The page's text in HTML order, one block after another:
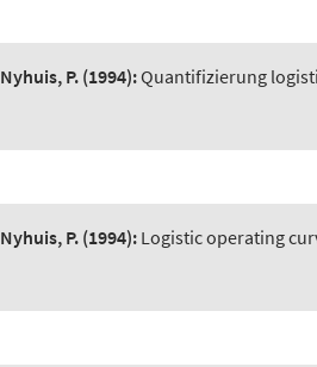
Nyhuis, P. (1994):Quantifizierung
Nyhuis, P. (1994): Logistic operating